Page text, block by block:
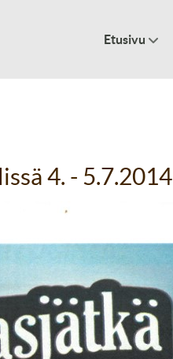
Etusivu
4. - 5.7.2014